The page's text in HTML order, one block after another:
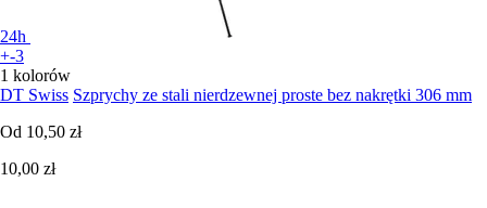
24h
+-3
1 kolorów
DT Swiss Szprychy ze stali nierdzewnej proste bez nakrętki 306 mm
Od 10,50 zł
10,00 zł